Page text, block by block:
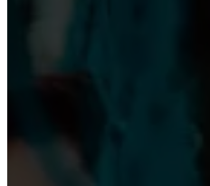
Esbjerg – ekspeditionen
kobbergenstande i sag